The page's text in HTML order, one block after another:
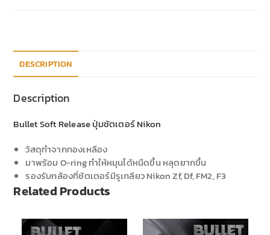
DESCRIPTION
Description
Bullet Soft Release ปุ่มชัตเตอร์ Nikon
วัสดุทำจากทองเหลือง
มาพร้อม O-ring ทำให้หมุนได้หนืดขึ้น หลุดยากขึ้น
รองรับกล้องที่ชัตเตอร์มีรูเกลียว Nikon Zf, Df, FM2, F3
Related Products